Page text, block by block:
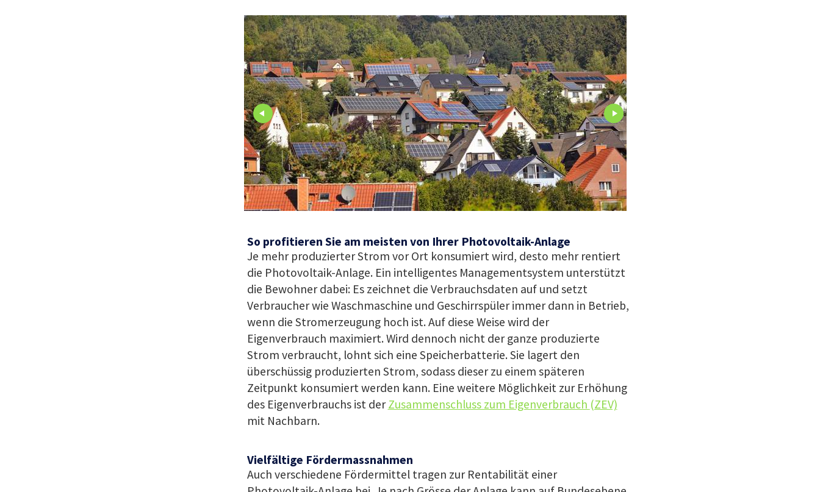
So profitieren Sie am meisten von Ihrer Photovoltaik-Anlage
Je mehr produzierter Strom vor Ort konsumiert wird, desto mehr rentiert
die Photovoltaik-Anlage. Ein intelligentes Managementsystem unterstützt
die Bewohner dabei: Es zeichnet die Verbrauchsdaten auf und setzt
Verbraucher wie Waschmaschine und Geschirrspüler immer dann in Betrieb,
wenn die Stromerzeugung hoch ist. Auf diese Weise wird der
Eigenverbrauch maximiert. Wird dennoch nicht der ganze produzierte
Strom verbraucht, lohnt sich eine Speicherbatterie. Sie lagert den
überschüssig produzierten Strom, sodass dieser zu einem späteren
Zeitpunkt konsumiert werden kann. Eine weitere Möglichkeit zur Erhöhung
des Eigenverbrauchs ist derZusammenschluss zum Eigenverbrauch (ZEV)
mit Nachbarn.
Vielfältige Fördermassnahmen
Auch verschiedene Fördermittel tragen zur Rentabilität einer